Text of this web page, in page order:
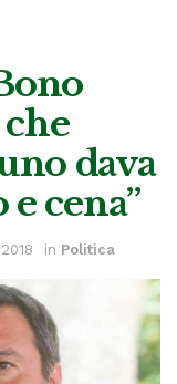
dava
cena”
in Politica